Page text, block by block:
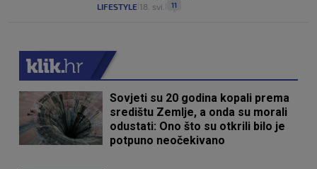
LIFESTYLE 18. svi. 11
Sovjeti su 20 godina kopali prema
središtu Zemlje, a onda su morali
odustati: Ono što su otkrili bilo je
potpuno neočekivano